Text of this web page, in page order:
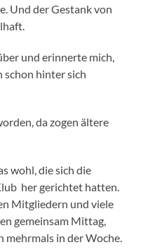
Und der Gestank von
und erinnerte mich,
schon hinter sich
da zogen ältere
wohl, die sich die
her gerichtet hatten.
Mitgliedern und viele
gemeinsam Mittag,
mehrmals in der Woche.